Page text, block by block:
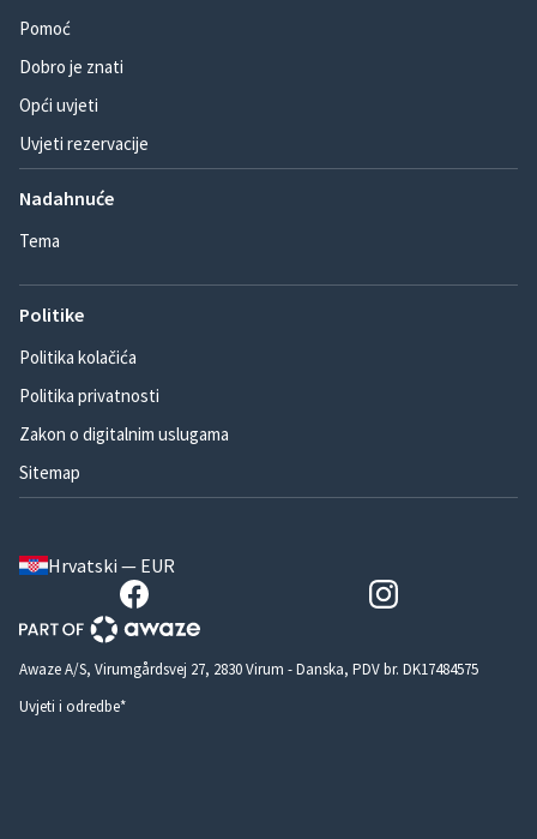
Pomoć
Dobro je znati
Opći uvjeti
Uvjeti rezervacije
Nadahnuće
Tema
Politike
Politika kolačića
Politika privatnosti
Zakon o digitalnim uslugama
Sitemap
Hrvatski — EUR
Awaze A/S, Virumgårdsvej 27, 2830 Virum - Danska, PDV br. DK17484575
Uvjeti i odredbe*